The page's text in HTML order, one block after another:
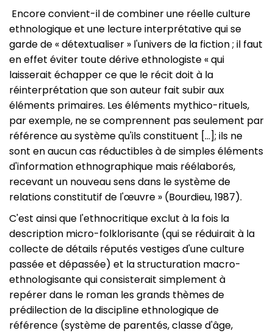
Encore convient-il de combiner une réelle culture
ethnologique et une lecture interprétative qui se
garde de « détextualiser » l'univers de la fiction ; il faut
en effet éviter toute dérive ethnologiste « qui
laisserait échapper ce que le récit doit à la
réinterprétation que son auteur fait subir aux
éléments primaires. Les éléments mythico-rituels,
par exemple, ne se comprennent pas seulement par
référence au système qu'ils constituent […]; ils ne
sont en aucun cas réductibles à de simples éléments
d'information ethnographique mais réélaborés,
recevant un nouveau sens dans le système de
relations constitutif de l'œuvre » (Bourdieu, 1987).
C'est ainsi que l'ethnocritique exclut à la fois la
description micro-folklorisante (qui se réduirait à la
collecte de détails réputés vestiges d'une culture
passée et dépassée) et la structuration macro-
ethnologisante qui consisterait simplement à
repérer dans le roman les grands thèmes de
prédilection de la discipline ethnologique de
référence (système de parentés, classe d'âge,